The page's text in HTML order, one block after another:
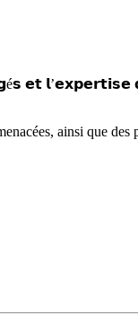
𝗲𝘁 𝗹’𝗲𝘅𝗽𝗲𝗿𝘁𝗶𝘀𝗲
ainsi que des